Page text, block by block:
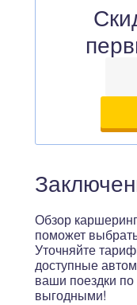
Обзор
поможет
Уточняйте
доступные
ваши поездки
выгодными!